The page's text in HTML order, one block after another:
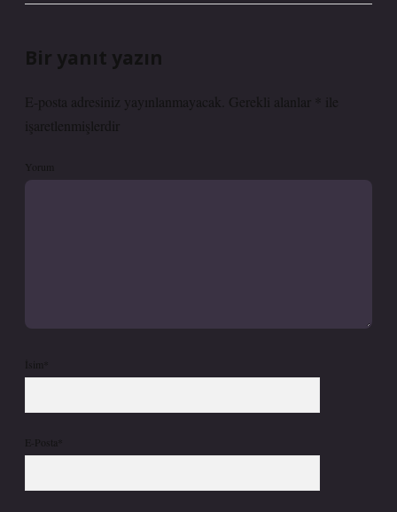
Bir yanıt yazın
E-posta adresiniz yayınlanmayacak. Gerekli alanlar
ile
işaretlenmişlerdir
Yorum
İsim*
E-Posta*